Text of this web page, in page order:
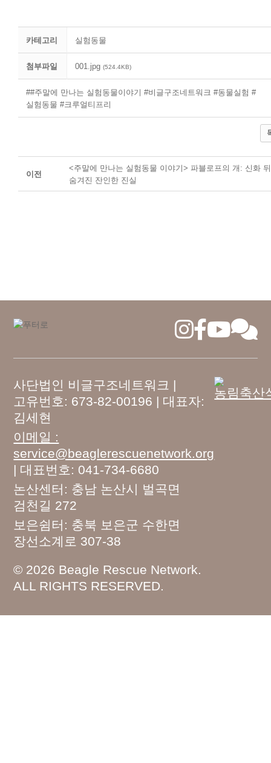
카테고리 실험동물
첨부파일 001.jpg (524.4KB)
##주말에 만나는 실험동물이야기 #비글구조네트워크 #동물실험 #
실험동물 #크루얼티프리
이전
<주말에 만나는 실험동물 이야기> 파블로프의 개: 신화
숨겨진 잔인한 진실
사단법인 비글구조네트워크 |
고유번호: 673-82-00196 | 대표자:
김세현
이메일 :
service@beaglerescuenetwork.org
| 대표번호: 041-734-6680
논산센터: 충남 논산시 벌곡면
검천길 272
보은쉼터: 충북 보은군 수한면
장선소계로 307-38
© 2026 Beagle Rescue Network.
ALL RIGHTS RESERVED.